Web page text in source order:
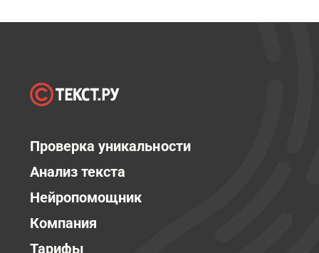
Проверка уникальности
Анализ текста
Нейропомощник
Компания
Тарифы